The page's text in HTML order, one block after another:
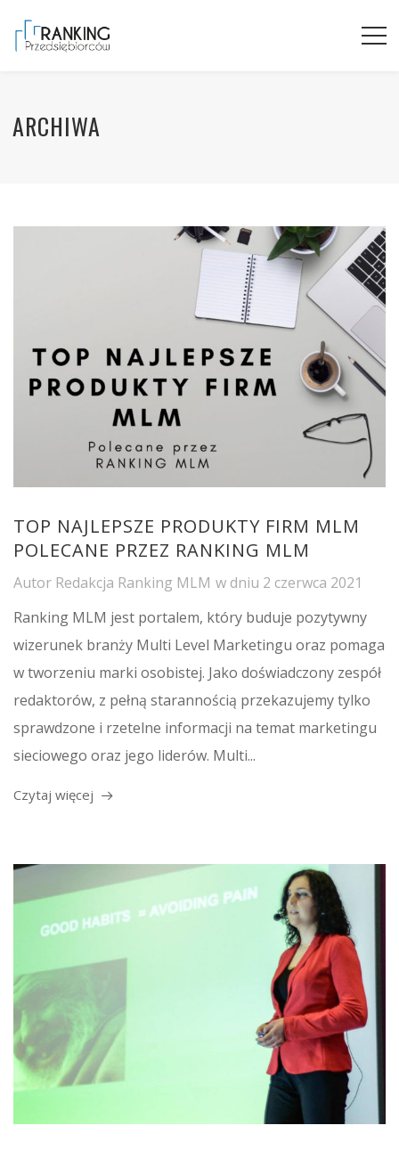
ARCHIWA
TOP NAJLEPSZE PRODUKTY FIRM MLM
POLECANE PRZEZ RANKING MLM
Autor Redakcja Ranking MLM w dniu 2 czerwca 2021
Ranking MLM jest portalem, który buduje pozytywny
wizerunek branży Multi Level Marketingu oraz pomaga
w tworzeniu marki osobistej. Jako doświadczony zespół
redaktorów, z pełną starannością przekazujemy tylko
sprawdzone i rzetelne informacji na temat marketingu
sieciowego oraz jego liderów. Multi...
Czytaj więcej